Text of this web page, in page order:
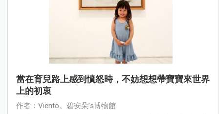
當在育兒路上感到憤怒時，不妨想想帶寶寶來世界
上的初衷
作者：Viento。碧安朵’s博物館